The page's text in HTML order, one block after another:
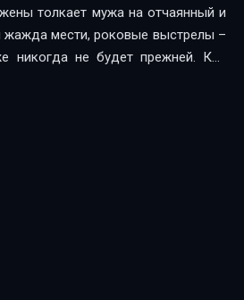
толкает мужа на отчаянный и
жажда мести, роковые выстрелы –
никогда не будет прежней. Как
пережить утрату и возможно ли